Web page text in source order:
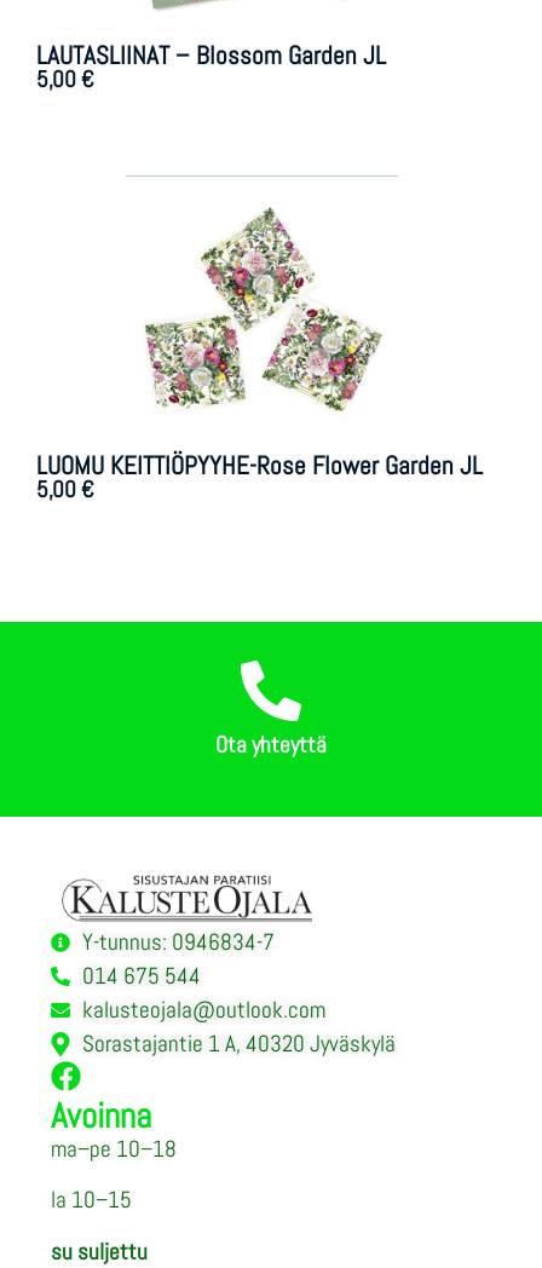
LAUTASLIINAT – Blossom Garden JL
5,00€
LUOMU KEITTIÖPYYHE-Rose Flower Garden JL
5,00€
Ota yhteyttä
Y-tunnus: 0946834-7
014 675 544
kalusteojala@outlook.com
Sorastajantie 1 A, 40320 Jyväskylä
Avoinna
ma–pe 10–18
la 10–15
su suljettu